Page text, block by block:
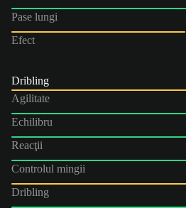
Pase lungi
Efect
Dribling
Agilitate
Echilibru
Reacţii
Controlul mingii
Dribling